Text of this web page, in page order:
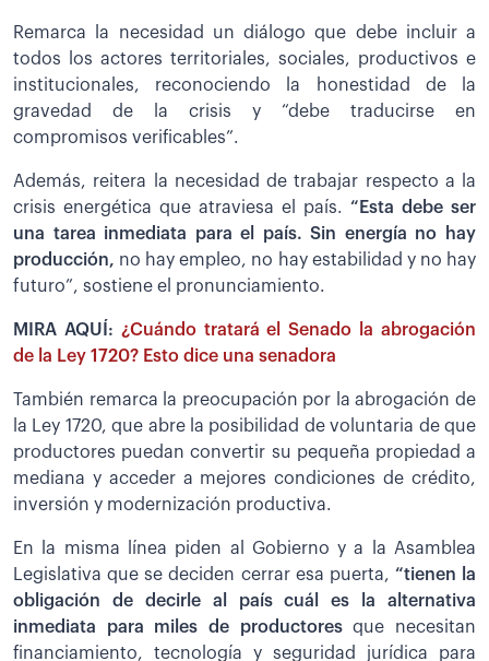
Remarca la necesidad un diálogo que debe incluir a
todos los actores territoriales, sociales, productivos e
institucionales, reconociendo la honestidad de la
gravedad de la crisis y “debe traducirse en
compromisos verificables”.
Además, reitera la necesidad de trabajar respecto a la
crisis energética que atraviesa el país. “Esta debe ser
una tarea inmediata para el país. Sin energía no hay
producción, no hay empleo, no hay estabilidad y no hay
futuro”, sostiene el pronunciamiento.
MIRA AQUÍ: ¿Cuándo tratará el Senado la abrogación
de la Ley 1720? Esto dice una senadora
También remarca la preocupación por la abrogación de
la Ley 1720, que abre la posibilidad de voluntaria de que
productores puedan convertir su pequeña propiedad a
mediana y acceder a mejores condiciones de crédito,
inversión y modernización productiva.
En la misma línea piden al Gobierno y a la Asamblea
Legislativa que se deciden cerrar esa puerta, “tienen la
obligación de decirle al país cuál es la alternativa
inmediata para miles de productoresque necesitan
financiamiento, tecnología y seguridad jurídica para